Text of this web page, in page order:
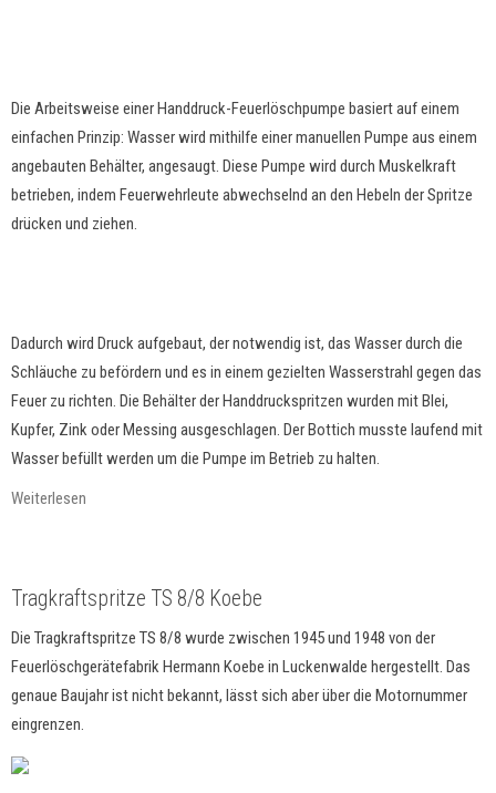
Die Arbeitsweise einer Handdruck-Feuerlöschpumpe basiert auf einem
einfachen Prinzip: Wasser wird mithilfe einer manuellen Pumpe aus einem
angebauten Behälter, angesaugt. Diese Pumpe wird durch Muskelkraft
betrieben, indem Feuerwehrleute abwechselnd an den Hebeln der Spritze
drücken und ziehen.
Dadurch wird Druck aufgebaut, der notwendig ist, das Wasser durch die
Schläuche zu befördern und es in einem gezielten Wasserstrahl gegen das
Feuer zu richten. Die Behälter der Handdruckspritzen wurden mit Blei,
Kupfer, Zink oder Messing ausgeschlagen. Der Bottich musste laufend mit
Wasser befüllt werden um die Pumpe im Betrieb zu halten.
Weiterlesen
Tragkraftspritze TS 8/8 Koebe
Die Tragkraftspritze TS 8/8 wurde zwischen 1945 und 1948 von der
Feuerlöschgerätefabrik Hermann Koebe in Luckenwalde hergestellt. Das
genaue Baujahr ist nicht bekannt, lässt sich aber über die Motornummer
eingrenzen.